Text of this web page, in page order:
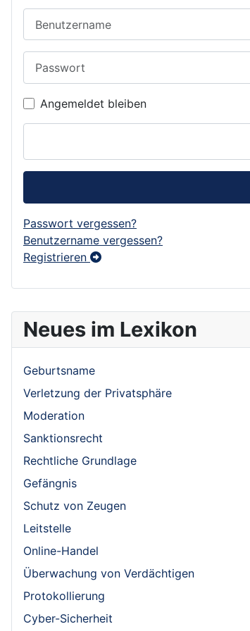
Neues im Lexikon
Geburtsname
Verletzung der Privatsphäre
Moderation
Sanktionsrecht
Rechtliche Grundlage
Gefängnis
Schutz von Zeugen
Leitstelle
Online-Handel
Überwachung von Verdächtigen
Protokollierung
Cyber-Sicherheit
Angemeldet bleiben
Passwort vergessen?
Benutzername vergessen?
Registrieren